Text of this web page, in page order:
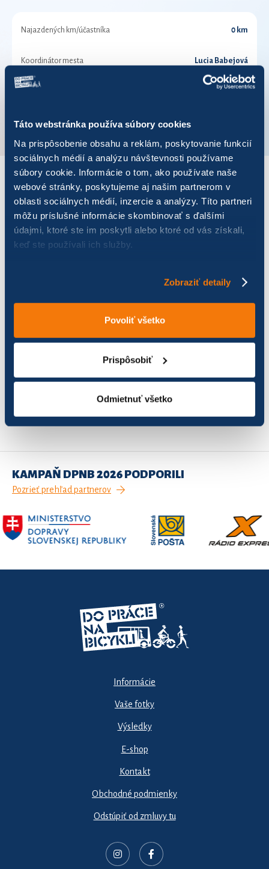
Táto webstránka používa súbory cookies
Na prispôsobenie obsahu a reklám, poskytovanie funkcií
sociálnych médií a analýzu návštevnosti používame
súbory cookie. Informácie o tom, ako používate naše
webové stránky, poskytujeme aj našim partnerom v
oblasti sociálnych médií, inzercie a analýzy. Títo partneri
môžu príslušné informácie skombinovať s ďalšími
údajmi, ktoré ste im poskytli alebo ktoré od vás získali,
keď ste používali ich služby.
Zobraziť detaily
Povoliť všetko
Prispôsobiť
Odmietnuť všetko
Najazdených km/účastníka 0 km
Koordinátor mesta Lucia Babejová
00421911026444
VÚC
VÝSLEDKY PRE ROK 2020
Zobraziť výsledkov
0,00
KAMPAŇ DPNB 2026 PODPORILI
Pozrieť prehľad partnerov
Informácie
Vaše fotky
Výsledky
E-shop
Kontakt
Obchodné podmienky
Odstúpiť od zmluvy tu